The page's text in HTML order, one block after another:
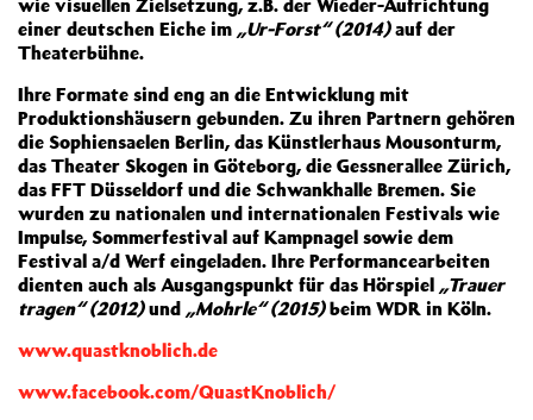
wie visuellen Zielsetzung, z.B. der Wieder-Aufrichtung
einer deutschen Eiche im „Ur-Forst“ (2014)auf der
Theaterbühne.
Ihre Formate sind eng an die Entwicklung mit
Produktionshäusern gebunden. Zu ihren Partnern gehören
die Sophiensaelen Berlin, das Künstlerhaus Mousonturm,
das Theater Skogen in Göteborg, die Gessnerallee Zürich,
das FFT Düsseldorf und die Schwankhalle Bremen. Sie
wurden zu nationalen und internationalen Festivals wie
Impulse, Sommerfestival auf Kampnagel sowie dem
Festival a/d Werf eingeladen. Ihre Performancearbeiten
dienten auch als Ausgangspunkt für das Hörspiel „Trauer
tragen“ (2012)und „Mohrle“ (2015)beim WDR in Köln.
www.quastknoblich.de
www.facebook.com/QuastKnoblich/